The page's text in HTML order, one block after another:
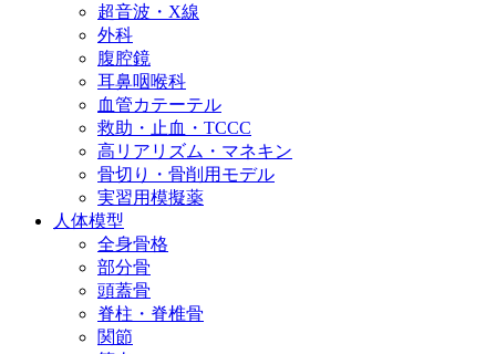
超音波・X線
外科
腹腔鏡
耳鼻咽喉科
血管カテーテル
救助・止血・TCCC
高リアリズム・マネキン
骨切り・骨削用モデル
実習用模擬薬
人体模型
全身骨格
部分骨
頭蓋骨
脊柱・脊椎骨
関節